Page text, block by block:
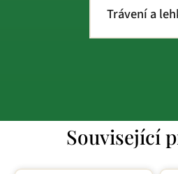
Trávení a
Související